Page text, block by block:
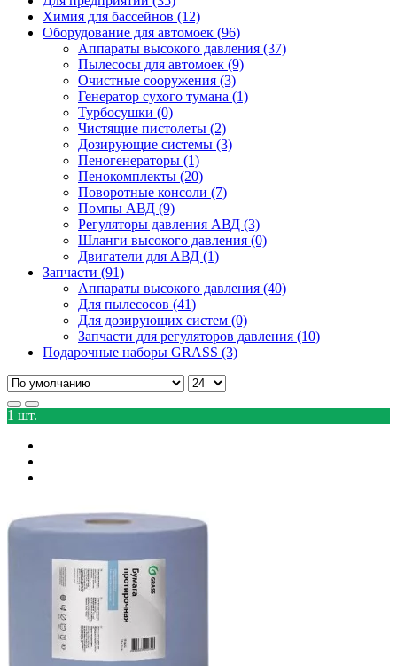
Химия для бассейнов (12)
Оборудование для автомоек (96)
Аппараты высокого давления (37)
Пылесосы для автомоек (9)
Очистные сооружения (3)
Генератор сухого тумана (1)
Турбосушки (0)
Чистящие пистолеты (2)
Дозирующие системы (3)
Пеногенераторы (1)
Пенокомплекты (20)
Поворотные консоли (7)
Помпы АВД (9)
Регуляторы давления АВД (3)
Шланги высокого давления (0)
Двигатели для АВД (1)
Запчасти (91)
Аппараты высокого давления (40)
Для пылесосов (41)
Для дозирующих систем (0)
Запчасти для регуляторов давления (10)
Подарочные наборы GRASS (3)
1 шт.